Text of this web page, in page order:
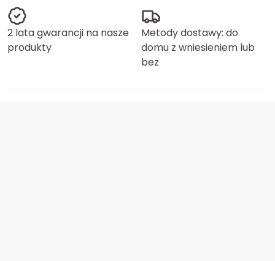
2 lata gwarancji na nasze
produkty
Metody dostawy: do
domu z wniesieniem lub
bez